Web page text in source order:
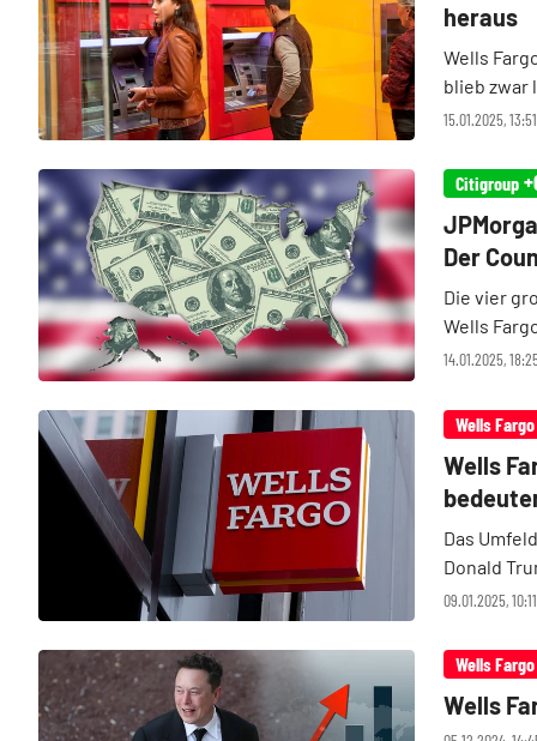
15.01.2025,
heraus
Wells
blieb zwar
konnte die
Citigroup
14.01.2025,
Der
Die vier
Wells
Den
Wells Fargo
09.01.2025,
Wells
Das
Donald
sich
Wells Fargo
Wells